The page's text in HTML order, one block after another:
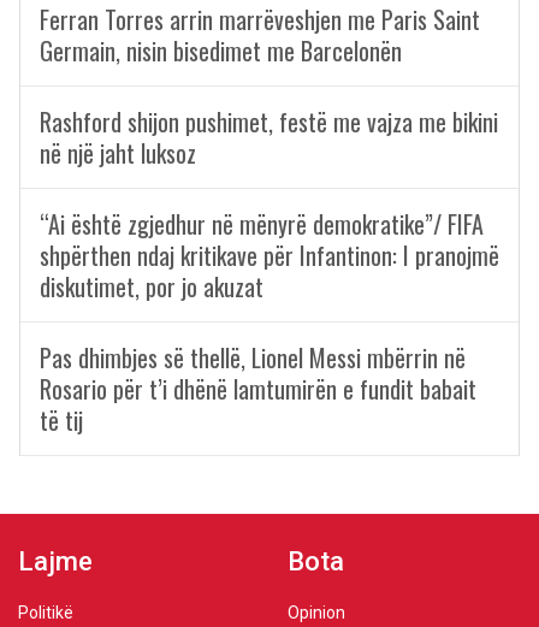
Ferran Torres arrin marrëveshjen me Paris Saint
Germain, nisin bisedimet me Barcelonën
Rashford shijon pushimet, festë me vajza me bikini
në një jaht luksoz
“Ai është zgjedhur në mënyrë demokratike”/ FIFA
shpërthen ndaj kritikave për Infantinon: I pranojmë
diskutimet, por jo akuzat
Pas dhimbjes së thellë, Lionel Messi mbërrin në
Rosario për t’i dhënë lamtumirën e fundit babait
të tij
Lajme
Politikë
Bota
Opinion